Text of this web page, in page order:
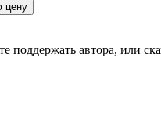
цену
поддержать автора, или